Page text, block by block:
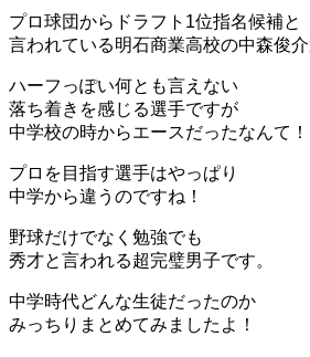
プロ球団からドラフト1位指名候補と
言われている明石商業高校の中森俊介
ハーフっぽい何とも言えない
落ち着きを感じる選手ですが
中学校の時からエースだったなんて！
プロを目指す選手はやっぱり
中学から違うのですね！
野球だけでなく勉強でも
秀才と言われる超完璧男子です。
中学時代どんな生徒だったのか
みっちりまとめてみましたよ！